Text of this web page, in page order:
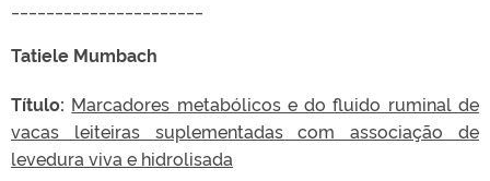
Tatiele Mumbach
Título: Marcadores metabólicos e do fluido ruminal de
vacas leiteiras suplementadas com associação de
levedura viva e hidrolisada